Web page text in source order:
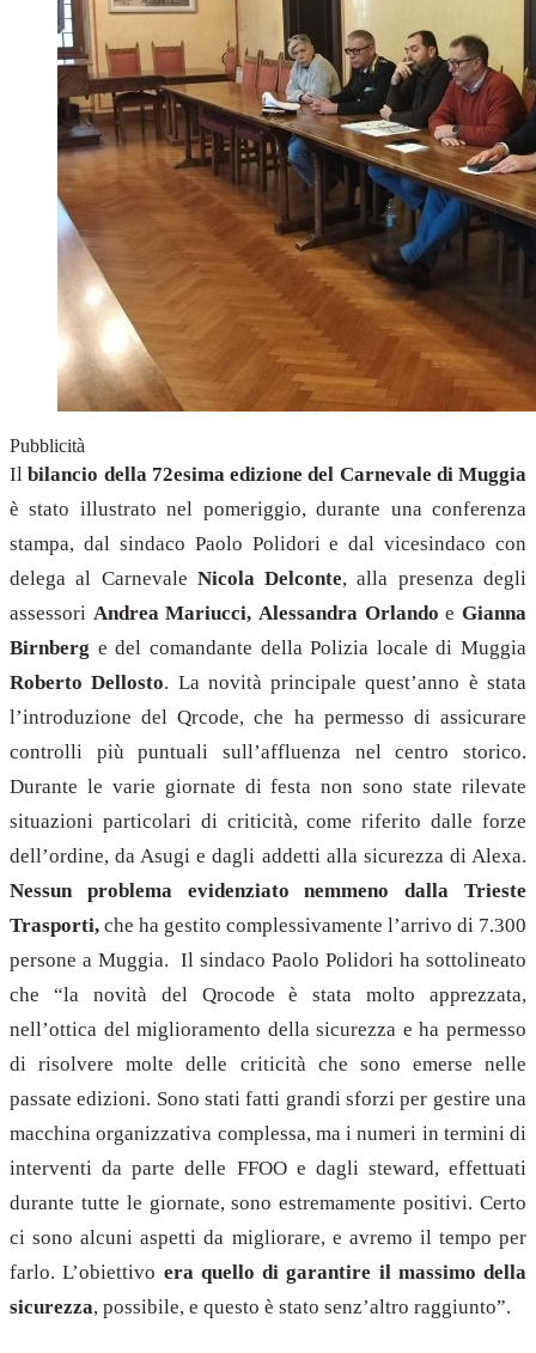
Pubblicità
Ilbilancio della 72esima edizione del Carnevale di Muggia
è stato illustrato nel pomeriggio, durante una conferenza
stampa, dal sindaco Paolo Polidori e dal vicesindaco con
delega al Carnevale Nicola Delconte, alla presenza degli
assessori Andrea Mariucci, Alessandra Orlando eGianna
Birnberg e del comandante della Polizia locale di Muggia
Roberto Dellosto. La novità principale quest’anno è stata
l’introduzione del Qrcode, che ha permesso di assicurare
controlli più puntuali sull’affluenza nel centro storico.
Durante le varie giornate di festa non sono state rilevate
situazioni particolari di criticità, come riferito dalle forze
dell’ordine, da Asugi e dagli addetti alla sicurezza di Alexa.
Nessun problema evidenziato nemmeno dalla Trieste
Trasporti, che ha gestito complessivamente l’arrivo di 7.300
persone a Muggia. Il sindaco Paolo Polidori ha sottolineato
che “la novità del Qrocode è stata molto apprezzata,
nell’ottica del miglioramento della sicurezza e ha permesso
di risolvere molte delle criticità che sono emerse nelle
passate edizioni. Sono stati fatti grandi sforzi per gestire una
macchina organizzativa complessa, ma i numeri in termini di
interventi da parte delle FFOO e dagli steward, effettuati
durante tutte le giornate, sono estremamente positivi. Certo
ci sono alcuni aspetti da migliorare, e avremo il tempo per
farlo. L’obiettivo era quello di garantire il massimo della
sicurezza, possibile, e questo è stato senz’altro raggiunto”.